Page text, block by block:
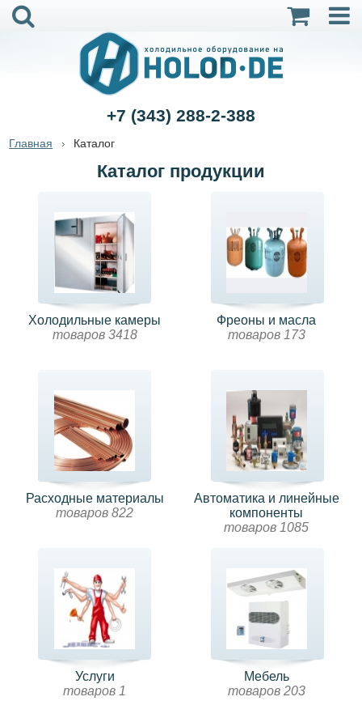
+7 (343) 288-2-388
Главная Каталог
Каталог продукции
Холодильные камеры
товаров 3418
Фреоны и масла
товаров 173
Расходные материалы
товаров 822
Автоматика и линейные
компоненты
товаров 1085
Услуги
товаров 1
Мебель
товаров 203